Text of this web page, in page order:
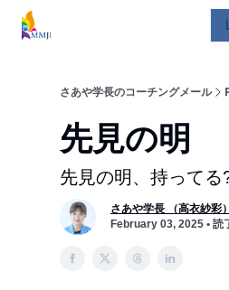
さあや学長のコーチングメール
先見の明
先見の明、持ってる
さあや学長 （高衣紗彩）
February 03, 2025 •